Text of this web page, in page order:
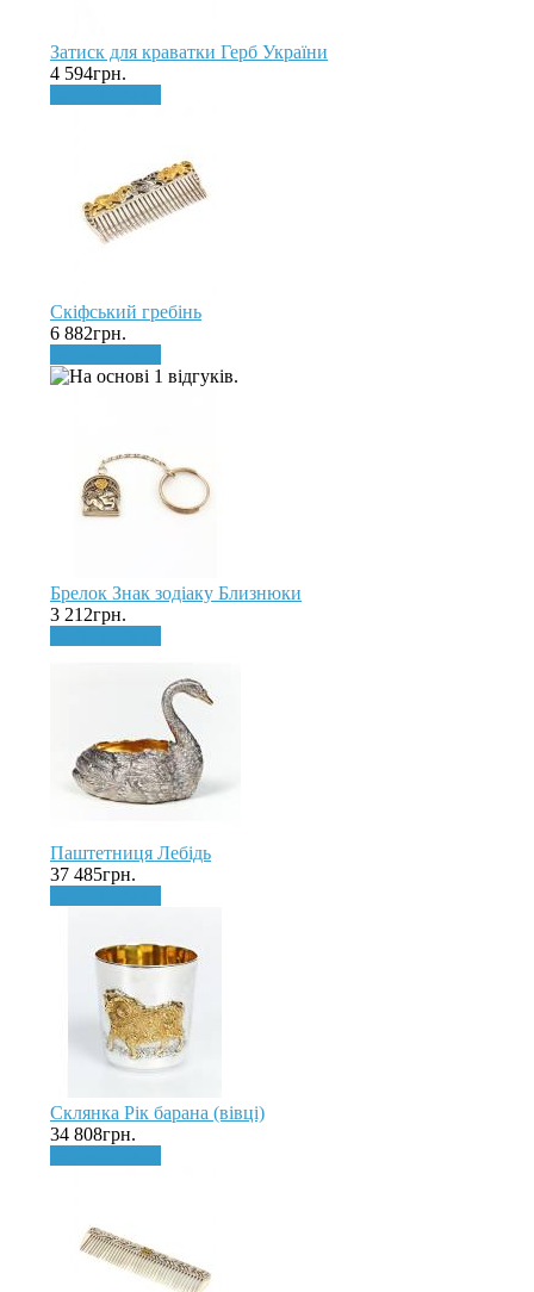
Затиск для краватки Герб України
4 594грн.
Скіфський гребінь
6 882грн.
Брелок Знак зодіаку Близнюки
3 212грн.
Паштетниця Лебідь
37 485грн.
Склянка Рік барана (вівці)
34 808грн.